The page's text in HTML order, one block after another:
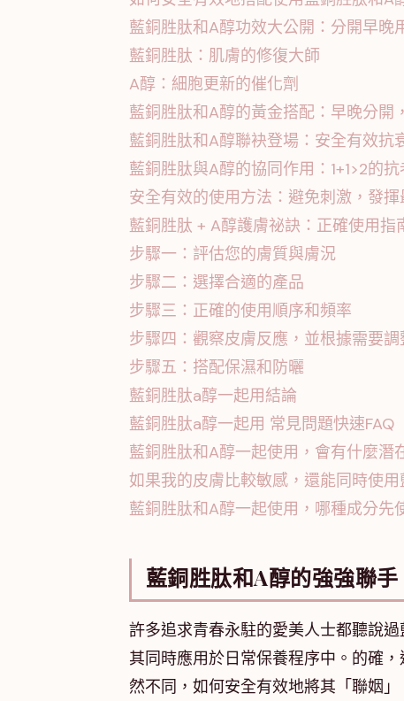
藍銅胜肽和A醇功效大公開：分開早晚
藍銅胜肽：肌膚的修復大師
A醇：細胞更新的催化劑
藍銅胜肽和A醇的黃金搭配：早晚分開
藍銅胜肽和A醇聯袂登場：安全有效抗
藍銅胜肽與A醇的協同作用：1+1>2的
安全有效的使用方法：避免刺激，發揮
藍銅胜肽 + A醇護膚祕訣：正確使用指
步驟一：評估您的膚質與膚況
步驟二：選擇合適的產品
步驟三：正確的使用順序和頻率
步驟四：觀察皮膚反應，並根據需要調
步驟五：搭配保濕和防曬
藍銅胜肽a醇一起用結論
藍銅胜肽a醇一起用 常見問題快速FAQ
藍銅胜肽和A醇一起使用，會有什麼潛
如果我的皮膚比較敏感，還能同時使用
藍銅胜肽和A醇一起使用，哪種成分先
藍銅胜肽和A醇的強強聯
許多追求青春永駐的愛美人士都聽說
其同時應用於日常保養程序中。的確
然不同，如何安全有效地將其「聯姻